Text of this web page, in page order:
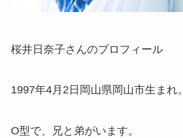
桜井日奈子さんのプロフィール
1997年4月2日岡山県岡山市生まれ。
O型で、兄と弟がいます。